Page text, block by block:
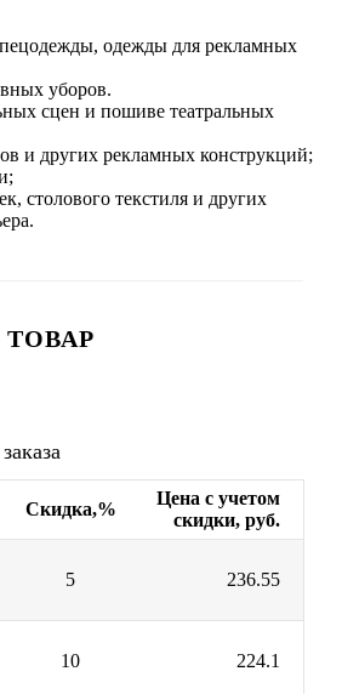
одежды для рекламных
уборов.
сцен и пошиве театральных
и других рекламных конструкций;
столового текстиля и других
Скидка,%
Цена с учетом
скидки, руб.
5 236.55
10 224.1